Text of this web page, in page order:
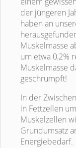
der jüngeren
haben an
Muskelmasse
um etwa 0,2%
Muskelmasse
geschrumpft!
In der
in Fettzellen
Muskelzellen
Grundumsatz
Energiebedarf.